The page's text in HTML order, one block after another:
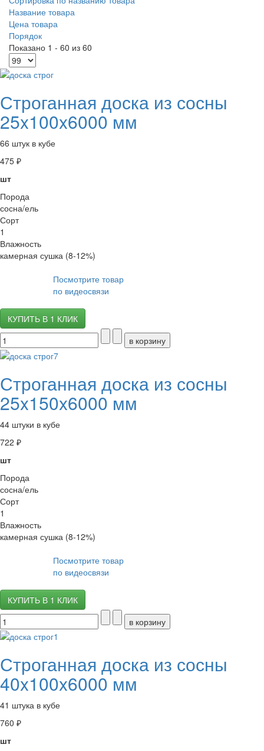
Название товара
Цена товара
Порядок
Показано 1 - 60 из 60
Строганная доска из сосны
25x100x6000 мм
66 штук в кубе
475 ₽
шт
Порода
сосна/ель
Сорт
1
Влажность
камерная сушка (8-12%)
Посмотрите товар
по видеосвязи
КУПИТЬ В 1 КЛИК
Строганная доска из сосны
25x150x6000 мм
44 штуки в кубе
722 ₽
шт
Порода
сосна/ель
Сорт
1
Влажность
камерная сушка (8-12%)
Посмотрите товар
по видеосвязи
КУПИТЬ В 1 КЛИК
Строганная доска из сосны
40x100x6000 мм
41 штука в кубе
760 ₽
шт